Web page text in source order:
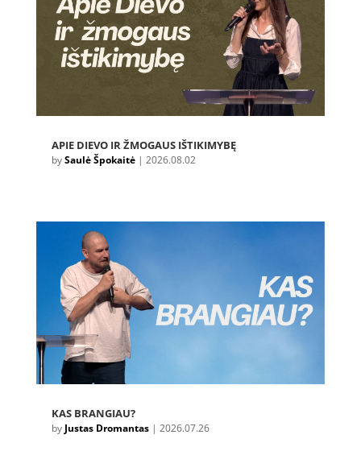
APIE DIEVO IR ŽMOGAUS IŠTIKIMYBĘ
bySaulė Špokaitė| 2026.08.02
KAS BRANGIAU?
by Justas Dromantas| 2026.07.26